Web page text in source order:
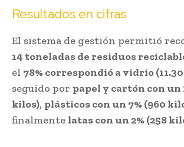
Resultados en cifras
El sistema de gestión permitió
14 toneladas de residuos
el 78% correspondió a vidrio
seguido por papel y cartón con un
kilos), plásticos con un 7% (960
finalmente latas con un 2% (258